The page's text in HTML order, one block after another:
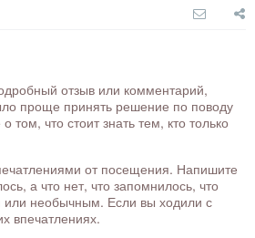
отзыв или комментарий,
проще принять решение по поводу
том, что стоит знать тем, кто только
от посещения. Напишите
а что нет, что запомнилось, что
или необычным. Если вы ходили с
впечатлениях.